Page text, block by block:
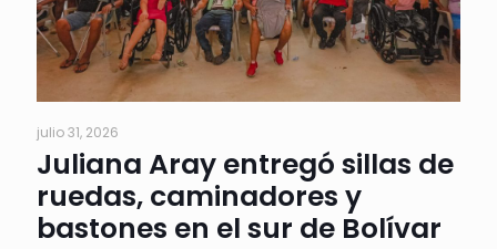
julio 31, 2026
Juliana Aray entregó sillas de
ruedas, caminadores y
bastones en el sur de Bolívar